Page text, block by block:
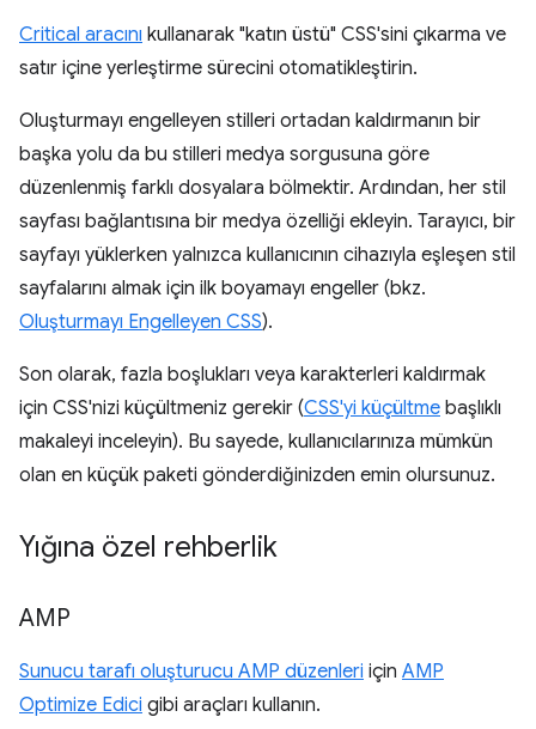
Critical aracını kullanarak "katın üstü" CSS'sini çıkarma ve
satır içine yerleştirme sürecini otomatikleştirin.
Oluşturmayı engelleyen stilleri ortadan kaldırmanın bir
başka yolu da bu stilleri medya sorgusuna göre
düzenlenmiş farklı dosyalara bölmektir. Ardından, her stil
sayfası bağlantısına bir medya özelliği ekleyin. Tarayıcı, bir
sayfayı yüklerken yalnızca kullanıcının cihazıyla eşleşen stil
sayfalarını almak için ilk boyamayı engeller (bkz.
Oluşturmayı Engelleyen CSS).
Son olarak, fazla boşlukları veya karakterleri kaldırmak
için CSS'nizi küçültmeniz gerekir (CSS'yi küçültme başlıklı
makaleyi inceleyin). Bu sayede, kullanıcılarınıza mümkün
olan en küçük paketi gönderdiğinizden emin olursunuz.
Yığına özel rehberlik
AMP
Sunucu tarafı oluşturucu AMP düzenleri için AMP
Optimize Edici gibi araçları kullanın.